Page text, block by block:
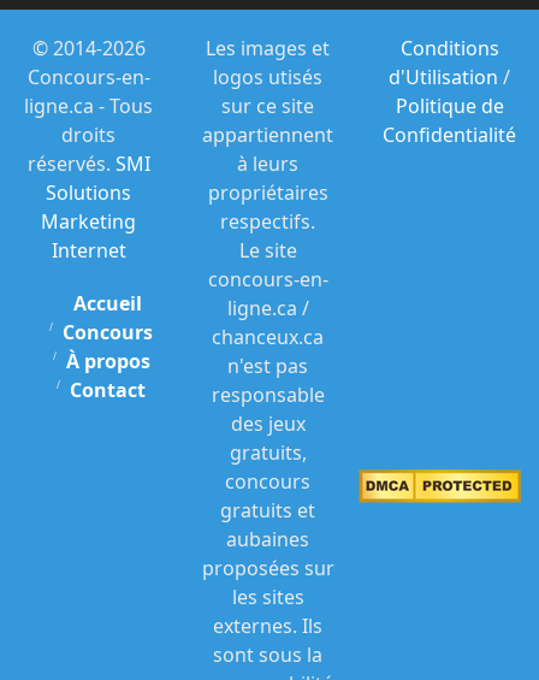
© 2014-2026
Concours-en-
ligne.ca - Tous
droits
réservés. SMI
Solutions
Marketing
Internet
Accueil
Concours
À propos
Contact
Les images et
logos utisés
sur ce site
appartiennent
à leurs
propriétaires
respectifs.
Le site
concours-en-
ligne.ca /
chanceux.ca
n'est pas
responsable
des jeux
gratuits,
concours
gratuits et
aubaines
proposées sur
les sites
externes. Ils
sont sous la
Conditions
d'Utilisation /
Politique de
Confidentialité